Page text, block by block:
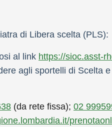
di Libera scelta (PLS):
al link https://sioc.asst-
agli sportelli di Scelta
(da rete fissa); 02